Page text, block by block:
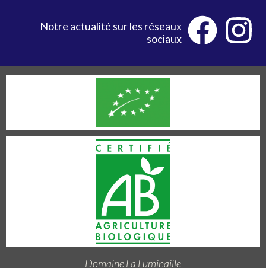
Notre actualité sur les réseaux
sociaux
Domaine La Luminaille